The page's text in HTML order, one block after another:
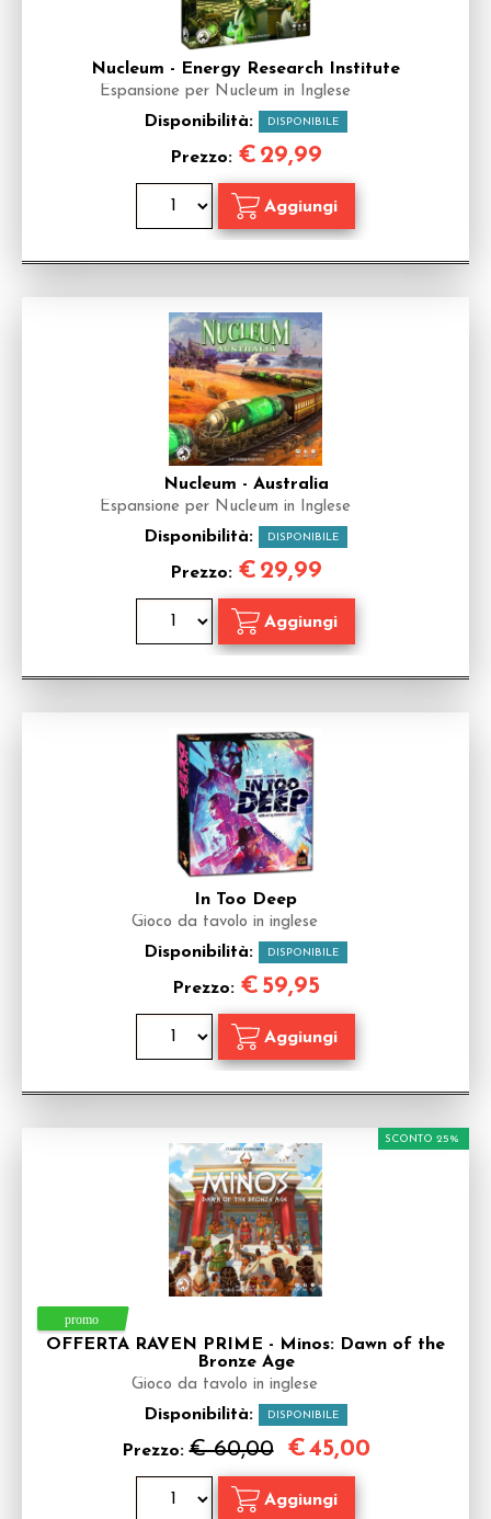
Nucleum - Energy Research Institute
Espansione per Nucleum in Inglese
Disponibilità: DISPONIBILE
Prezzo: € 29,99
Nucleum - Australia
Espansione per Nucleum in Inglese
Disponibilità: DISPONIBILE
Prezzo: € 29,99
In Too Deep
Gioco da tavolo in inglese
Disponibilità: DISPONIBILE
Prezzo: € 59,95
OFFERTA RAVEN PRIME - Minos: Dawn of the
Bronze Age
Gioco da tavolo in inglese
Disponibilità: DISPONIBILE
Prezzo:€ 60,00
SCONTO 25%
€45,00